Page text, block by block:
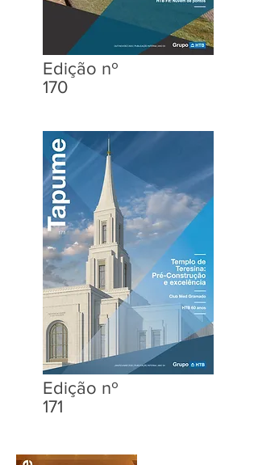
Edição nº
170
Edição nº
171